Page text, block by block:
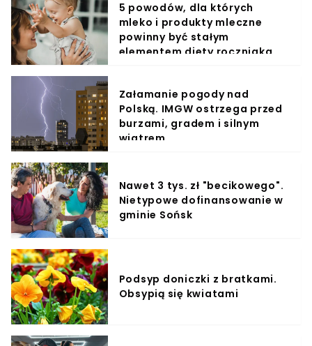
5 powodów, dla których
mleko i produkty mleczne
powinny być stałym
elementem diety roczniaka
Załamanie pogody nad
Polską. IMGW ostrzega przed
burzami, gradem i silnym
wiatrem
Nawet 3 tys. zł "becikowego".
Nietypowe dofinansowanie w
gminie Sońsk
Podsyp doniczki z bratkami.
Obsypią się kwiatami